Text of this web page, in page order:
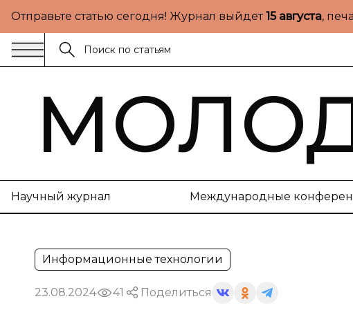
Отправьте статью сегодня! Журнал выйдет15 августа,
Научный журнал Международные
Информационные технологии
23.08.2024 41 Поделиться